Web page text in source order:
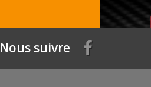
Nous suivre